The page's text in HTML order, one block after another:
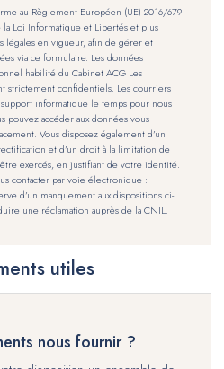
au Règlement Européen (UE) 2016/679
Loi Informatique et Libertés et plus
légales en vigueur, afin de gérer et
via ce formulaire. Les données
habilité du Cabinet ACG Les
strictement confidentiels. Les courriers
informatique le temps pour nous
pouvez accéder aux données vous
Vous disposez également d’un
et d’un droit à la limitation de
exercés, en justifiant de votre identité.
contacter par voie électronique :
d’un manquement aux dispositions ci-
une réclamation auprès de la CNIL.
utiles
nous fournir ?